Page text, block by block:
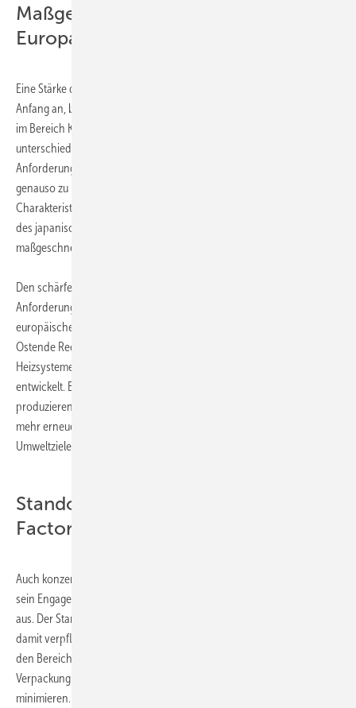
Maßgeschneiderte Lösungen für
Europa
Eine Stärke der Daikin Europe N.V. war es von
Anfang an, bei der Erarbeitung von Lösungen
im Bereich Klima- und Kältetechnik, die
unterschiedlichen klimatischen und regionalen
Anforderungen der europäischen Kunden
genauso zu berücksichtigen, wie die
Charakteristika der Anlagenstandorte. Aufbauend auf der Technologie
des japanischen Mutterkonzerns produziert Daikin in Europa heute
maßgeschneiderte Lösungen für Europa.
Den schärferen gesetzlichen Klimaschutzreglungen der EU und den
Anforderungen seiner Kunden trägt Daikin seit 2011 auch mit dem
europäischen Forschungs- und Entwicklungszentrum am Standort
Ostende Rechnung. Hier werden Alternativen zu traditionellen
Heizsystemen erforscht und speziell für den europäischen Markt
entwickelt. Es stehen Lösungen im Fokus, die weniger CO
produzieren, einen geringeren Anteil an Primärenergie benötigen und
mehr erneuerbare Energien einsetzen – ganz im Einklang mit den
Umweltzielen der EU.
Standort Ostende: Green Heart
Factory
Auch konzernintern baut Daikin Europe N.V. seit einigen Jahren aktiv
sein Engagement für weitere Energieeinsparungen und Umweltschutz
aus. Der Standort Ostende gilt als „Green Heart Factory“ und hat sich
damit verpflichtet, mit Einsparungen und Recyclingmaßnahmen in
den Bereichen Primärenergie, Wasser und Kühlmittel sowie
Verpackung und Transport seinen „ökologischen Fußabdruck“ zu
minimieren. Gleichzeitig ist Daikin ein angesehener Arbeitgeber in der